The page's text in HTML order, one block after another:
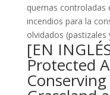
quemas controladas
incendios para la
olvidados (pastizales
[EN
Protected